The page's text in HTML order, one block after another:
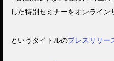
した特別セミナーをオンライン
というタイトルのプレスリリー